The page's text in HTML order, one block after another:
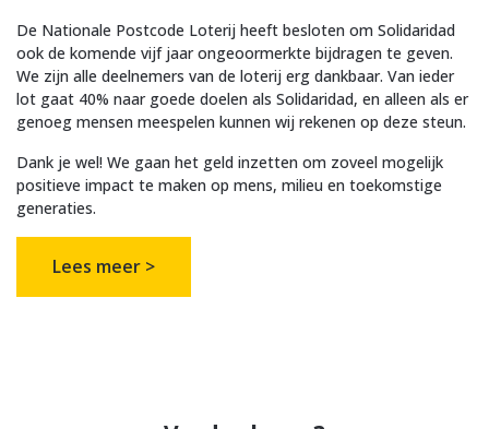
De Nationale Postcode Loterij heeft besloten om Solidaridad
ook de komende vijf jaar ongeoormerkte bijdragen te geven.
We zijn alle deelnemers van de loterij erg dankbaar. Van ieder
lot gaat 40% naar goede doelen als Solidaridad, en alleen als er
genoeg mensen meespelen kunnen wij rekenen op deze steun.
Dank je wel! We gaan het geld inzetten om zoveel mogelijk
positieve impact te maken op mens, milieu en toekomstige
generaties.
Lees meer >